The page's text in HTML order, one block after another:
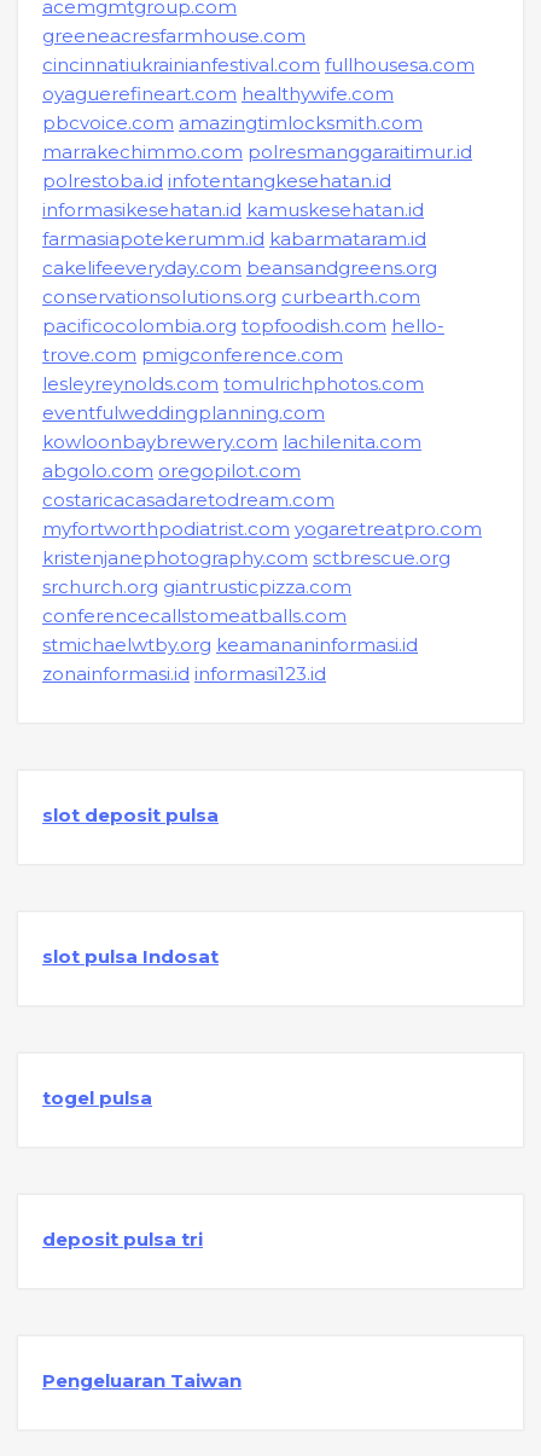
acemgmtgroup.com
greeneacresfarmhouse.com
cincinnatiukrainianfestival.com fullhousesa.com
oyaguerefineart.com healthywife.com
pbcvoice.com amazingtimlocksmith.com
marrakechimmo.com polresmanggaraitimur.id
polrestoba.id infotentangkesehatan.id
informasikesehatan.id kamuskesehatan.id
farmasiapotekerumm.id kabarmataram.id
cakelifeeveryday.com beansandgreens.org
conservationsolutions.org curbearth.com
pacificocolombia.org topfoodish.com hello-
trove.com pmigconference.com
lesleyreynolds.com tomulrichphotos.com
eventfulweddingplanning.com
kowloonbaybrewery.com lachilenita.com
abgolo.com oregopilot.com
costaricacasadaretodream.com
myfortworthpodiatrist.com yogaretreatpro.com
kristenjanephotography.com sctbrescue.org
srchurch.org giantrusticpizza.com
conferencecallstomeatballs.com
stmichaelwtby.org keamananinformasi.id
zonainformasi.id informasi123.id
slot deposit pulsa
slot pulsa Indosat
togel pulsa
deposit pulsa tri
Pengeluaran Taiwan